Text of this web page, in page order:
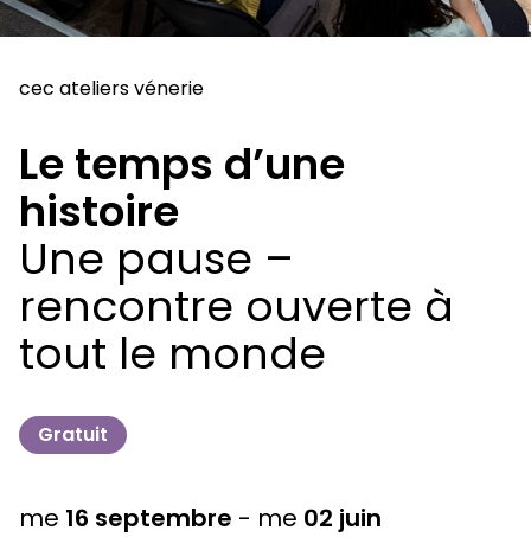
cec ateliers vénerie
Le temps d’une
histoire
Une pause –
rencontre ouverte à
tout le monde
Gratuit
me 16 septembre - me 02 juin